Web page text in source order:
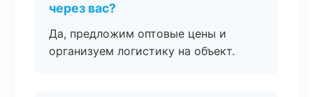
через вас?
Да, предложим оптовые цены и
организуем логистику на объект.